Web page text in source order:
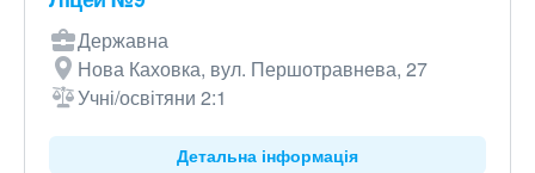
Державна
Нова Каховка, вул. Першотравнева, 27
Учні/освітяни 2:1
Детальна інформація